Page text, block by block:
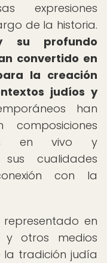
expresiones
de la historia.
su profundo
convertido en
la creación
judíos y
han
en vivo y
sus cualidades
con la
en
y otros medios
tradición judía